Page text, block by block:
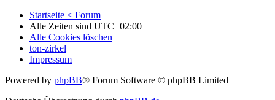
Startseite < Forum
Alle Zeiten sind UTC+02:00
Alle Cookies löschen
ton-zirkel
Impressum
Powered by phpBB® Forum Software © phpBB Limited